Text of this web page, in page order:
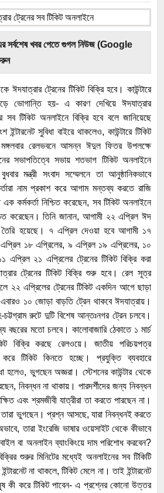
সর্বশেষ খবর পেতে গুগল নিউজ (Google
ঈদযাত্রার ট্রেনের টিকিট বিক্রি হবে। কাউন্টারে
ভোগান্তি হয়- এ কারণ দেখিয়ে ঈদযাত্রার
সব টিকিট অনলাইনে বিক্রি হবে বলে জানিয়েছে
সুবিধা বাইরে থাকলেও, কাউন্টারে টিকিট
রেলভবনে আসন্ন ঈদুল ফিতর উপলক্ষে
সভাপতিত্বে সভায় শতভাগ টিকিট অনলাইনে
মন্ত্রী সংবাদ সম্মেলনে তা আনুষ্ঠানিকভাবে
নাম প্রকাশ করে আগাম মন্তব্য করতে রাজি
কর্মকর্তা নিশ্চিত করেছেন, সব টিকিট অনলাইনে
করেছেন। তিনি জানান, আগামী ২২ এপ্রিল ঈদ
তৈরি হয়েছে। ৭ এপ্রিল দেওয়া হবে আগামী ১৭
এপ্রিল ১৮ এপ্রিলের, ৯ এপ্রিল ১৯ এপ্রিলের, ১০
২১ এপ্রিলের ট্রেনের টিকিট বিক্রি করা
ট্রেনের টিকিট বিক্রি শুরু হবে। রেল সূত্র
২২ এপ্রিলের ট্রেনের টিকিট একদিন আগে ছাড়া
১০ জোড়া বাড়তি ট্রেন থাকবে ঈদযাত্রায়।
চট্টগ্রাম রুটে দুটি বিশেষ আন্তঃনগর ট্রেন চলবে।
বছরের মতো চলবে। কালোবাজারি ঠেকাতে ১ মার্চ
বিক্রি করছে রেলওয়ে। জাতীয় পরিচয়পত্র
টিকিট কিনতে হচ্ছে। প্রযুক্তি ব্যবহারে
হলেও, ভুগছেন অজ্ঞরা। স্টেশনের কাউন্টার থেকে
নিবন্ধন না থাকায়। পারদর্শীদের জন্য নিবন্ধন
এবং শ্রমজীবী যাত্রীরা তা করতে পারছেন না।
ভুগছেন। প্রশ্ন আসছে, যারা নিবন্ধনই করতে
তারা ইংরেজি ভাষার ওয়েসাইট থেকে কীভাবে
বা অনলাইন ব্যাংকিংয়ে দাম পরিশোধ করবেন?
শুরুর মিনিটের মধ্যেই অনলাইনের সব টিকিটি
না থাকলে, টিকিট মেলে না। তাই ইন্টারনেট
কী করে টিকিট পাবেন- এ প্রশ্নের কোনো উত্তর